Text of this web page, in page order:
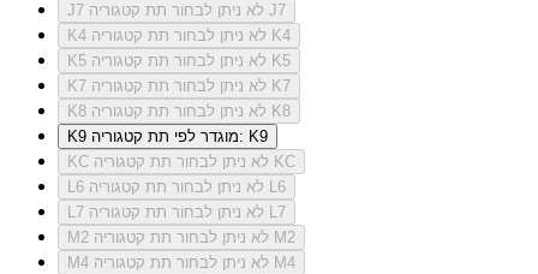
J7
לא ניתן לבחור תת קטגוריה J7
K4
לא ניתן לבחור תת קטגוריה K4
K5
לא ניתן לבחור תת קטגוריה K5
K7
לא ניתן לבחור תת קטגוריה K7
K8
לא ניתן לבחור תת קטגוריה K8
K9
מוגדר לפי תת קטגוריה: K9
KC
לא ניתן לבחור תת קטגוריה KC
L6
לא ניתן לבחור תת קטגוריה L6
L7
לא ניתן לבחור תת קטגוריה L7
M2
לא ניתן לבחור תת קטגוריה M2
M4
לא ניתן לבחור תת קטגוריה M4